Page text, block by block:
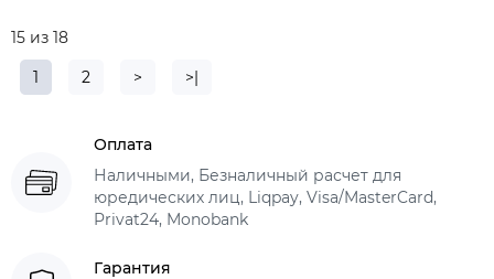
15 из 18
1
2 > >|
Оплата
Наличными, Безналичный расчет для
юредических лиц, Liqpay, Visa/MasterCard,
Privat24, Monobank
Гарантия